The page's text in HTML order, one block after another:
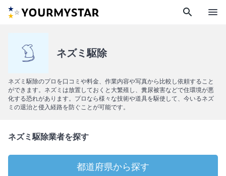
search menu
ネズミ駆除
ネズミ駆除のプロを口コミや料金、作業内容や写真から比較し依頼すること
ができます。ネズミは放置しておくと大繁殖し、糞尿被害などで住環境が悪
化する恐れがあります。プロなら様々な技術や道具を駆使して、今いるネズ
ミの退治と侵入経路を防ぐことが可能です。
ネズミ駆除業者を探す
都道府県から探す